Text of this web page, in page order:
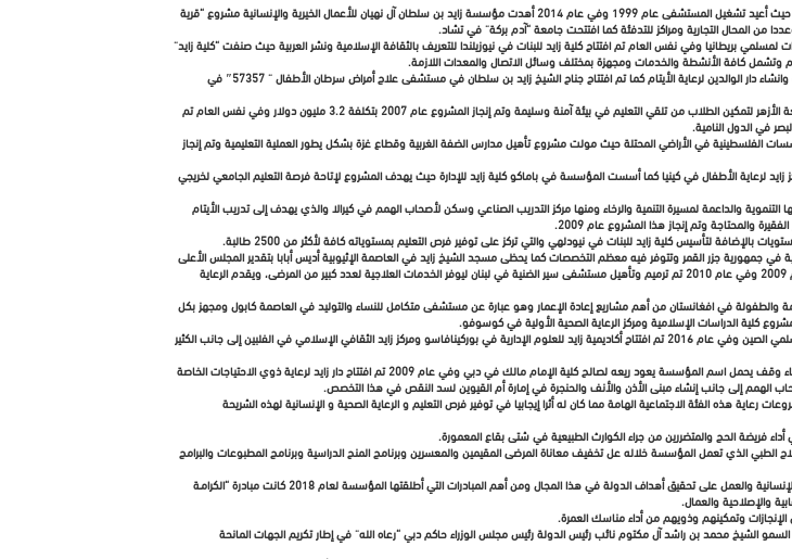
وساهمت المؤسسة في إعادة بناء وتأهيل المستشفى الرئيس في مدينة زنجبار “وقدمت له معدات طبية حديثة حيث أعيد تشغيل المستشفى عام 1999 وفي عام 2014 أهدت مؤسسة زايد بن سلطان آل نهيان للأعمال الخيرية والإنسانية مشروع “قرية
المحال التجارية ومراكز للتدفئة كما افتتحت جامعة “آدم بركة” في تشاد.
هدية الإمارات لمسلمي بريطانيا وفي نفس العام تم افتتاح كلية زايد للبنات في نيوزيلندا للتعريف بالثقافة الإسلامية ونشر العربية حيث صنفت “كلية زايد”
وتشمل كافة الأنشطة والخدمات ومجهزة بمختلف وسائل الاتصال والمعدات اللازمة.
وشهد عام 2010 عدة مشاريع كبيرة منها مشاريع لإعادة إعمار البوسنة بالتعاون مع برنامج الأمم المتحدة للتنمية وانشاء دار الوالدين لرعاية الأيتام كما تم افتتاح جناح الشيخ زايد بن سلطان في مستشفى علاج أمراض سرطان الأطفال ” 57357″ في
وفي عام 2007 قامت المؤسسة بترميم المعاهد الأزهرية في القاهرة حيث رممت أكثر من 21 معهدا تابعا لجامعة الأزهر لتمكين الطلاب من تلقي التعليم في بيئة آمنة وسليمة وتم إنجاز المشروع عام 2007 بتكلفة 3.2 مليون دولار وفي نفس العام تم
في الدول النامية.
في الأراضي المحتلة حيث مولت مشروع تأهيل مدارس الضفة الغربية وقطاع غزة بشكل يطور العملية التعليمية وتم إنجاز
لتترك بصمة في كل بقاع الأرض ففي عام 2009 افتتحت المؤسسة مركز زايد لرعاية الأطفال في كينيا كما أسست المؤسسة في باماكو كلية زايد للإدارة حيث يهدف المشروع لإتاحة فرصة التعليم الجامعي لخريجي
والداعمة لمسيرة التنمية والرخاء ومنها مركز التدريب الصناعي وسكن لأصحاب الهمم في كيرالا والذي يهدف إلى تدريب الأيتام
والمحتاجة وتم إنجاز هذا المشروع عام 2009.
لتأسيس كلية زايد للبنات في نيودلهي والتي تركز على توفير فرص التعليم بمستوياته كافة لأكثر من 2500 طالبة.
في عام 2009 عطاء من أكبر المستشفيات الحكومية في جمهورية جزر القمر وتتوفر فيه معظم التخصصات كما يحظى مسجد الشيخ زايد في العاصمة الإثيوبية أديس أبابا بتقدير المجلس الأعلى
للشؤون الإسلامية في إثيوبيا وهو إحدى مبادرات مؤسسة زايد للأعمال الخيرية و الإنسانية والتي تم تنفيذها عام 2009 وفي عام 2010 تم ترميم وتأهيل مستشفى سير الضنية في لبنان ليوفر الخدمات العلاجية لعدد كبير من المرضى، ويقدم الرعاية
الأمومة والطفولة في افغانستان من أهم مشاريع إعادة الإعمار وهو عبارة عن مستشفى متكامل للنساء والتوليد في العاصمة كابول ومجهز بكل
كما افتتحت المؤسسة عام 2014 مركز الشيخ زايد الثقافي في مدينة ووتشونغ الصينية والذي يقدم خدماته لمسلمي الصين وفي عام 2016 تم افتتاح أكاديمية زايد للعلوم الإدارية في بوركينافاسو ومركز زايد الثقافي الإسلامي في الفلبين إلى جانب الكثير
وتابعت المؤسسة نشاطها داخل الدولة وجرى تنفيذ عدد من المشاريع الداخلية في جميع إمارات الدولة منها إنشاء وقف يحمل اسم المؤسسة يعود ريعه لصالح كلية الإمام مالك في دبي وفي عام 2009 تم افتتاح دار زايد لرعاية ذوي الاحتياجات الخاصة
الهمم إلى جانب إنشاء مبنى الأذن والأنف والحنجرة في إمارة أم القيوين لسد النقص في هذا التخصص.
2010 وبالتعاون مع الهلال الأحمر الدعم لمشروعات رعاية هذه الفئة الاجتماعية الهامة مما كان له أثرا إيجابيا في توفير فرص التعليم و الرعاية الصحية و الإنسانية لهذه الشريحة
فريضة الحج والمتضررين من جراء الكوارث الطبيعية في شتى بقاع المعمورة.
منه 600 إماراتي و400 مستفيد من خارج الدولة وبرنامج العلاج الطبي الذي تعمل المؤسسة خلاله عل تخفيف معاناة المرضى المقيمين والمعسرين وبرنامج المنح الدراسية وبرنامج المطبوعات والبرامج
والتزمت مؤسسة زايد بن سلطان آل نهيان للأعمال الخيرية والإنسانية بتنفيذ سياسة دولة الإمارات في المبادرات الإنسانية والعمل على تحقيق أهداف الدولة في هذا المجال ومن أهم المبادرات التي أطلقتها المؤسسة لعام 2018 كانت مبادرة “الكرامـة
وتمكينهم وذويهم من أداء مناسك العمرة.
الشيخ محمد بن راشد آل مكتوم نائب رئيس الدولة رئيس مجلس الوزراء حاكم دبي “رعاه الله” في إطار تكريم الجهات المانحة